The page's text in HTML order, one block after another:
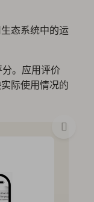
态系统中的运
。应用评价
际使用情况的